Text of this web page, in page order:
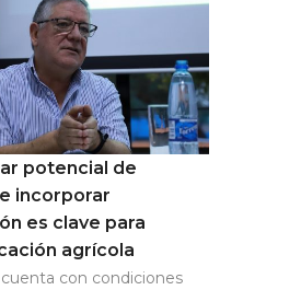
potencial de
incorporar
es clave para
agrícola
cuenta con condiciones